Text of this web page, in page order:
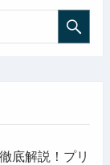
底解説！プリ